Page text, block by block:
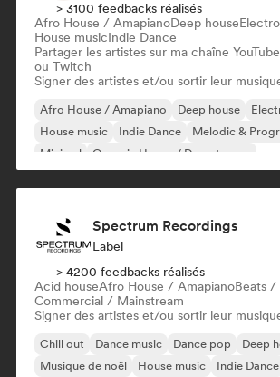
> 3100 feedbacks réalisés
Afro House / AmapianoDeep house
House musicIndie Dance
Partager les artistes sur ma chaîne
ou Twitch
Signer des artistes et/ou sortir leur
Afro House / Amapiano Deep house
House music
Indie Dance
Melodic &
Minimal
Organic House / Downtempo
Spectrum Recordings
Label
> 4200 feedbacks réalisés
Acid houseAfro House / AmapianoBeats
Commercial / Mainstream
Signer des artistes et/ou sortir leur
Chill out Dance music Dance pop
Deep
Musique de noël
House music
Indie Dance